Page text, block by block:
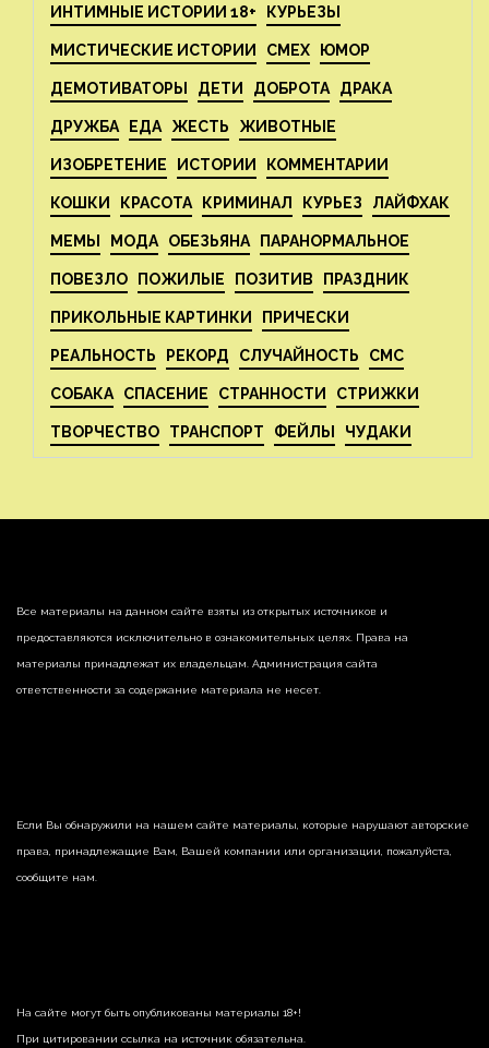
ИНТИМНЫЕ ИСТОРИИ 18+ КУРЬЕЗЫ
МИСТИЧЕСКИЕ ИСТОРИИ СМЕХ ЮМОР
ДЕМОТИВАТОРЫ ДЕТИ ДОБРОТА ДРАКА
ДРУЖБА ЕДА ЖЕСТЬ ЖИВОТНЫЕ
ИЗОБРЕТЕНИЕ ИСТОРИИ КОММЕНТАРИИ
КОШКИ КРАСОТА КРИМИНАЛ КУРЬЕЗ ЛАЙФХАК
МЕМЫ МОДА ОБЕЗЬЯНА ПАРАНОРМАЛЬНОЕ
ПОВЕЗЛО ПОЖИЛЫЕ ПОЗИТИВ ПРАЗДНИК
ПРИКОЛЬНЫЕ КАРТИНКИ ПРИЧЕСКИ
РЕАЛЬНОСТЬ РЕКОРД СЛУЧАЙНОСТЬ СМС
СОБАКА СПАСЕНИЕ СТРАННОСТИ СТРИЖКИ
ТВОРЧЕСТВО ТРАНСПОРТ ФЕЙЛЫ ЧУДАКИ
Все материалы на данном сайте взяты из открытых источников и
предоставляются исключительно в ознакомительных целях. Права на
материалы принадлежат их владельцам. Администрация сайта
ответственности за содержание материала не несет.
Если Вы обнаружили на нашем сайте материалы, которые нарушают авторские
права, принадлежащие Вам, Вашей компании или организации, пожалуйста,
сообщите нам.
На сайте могут быть опубликованы материалы 18+!
При цитировании ссылка на источник обязательна.